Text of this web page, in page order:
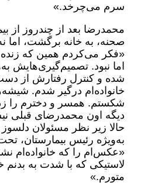
سرم می‌چرخد.»
محمدرضا بعد از چندروز از
صحنه، به خانه برگشت، اما
«فکر می‌کردم همین که
اما نبود. تصمیم‌گیری‌هایش
شده و کنترل رفتارش از دست
خانواده‌ام درگیر شدم.
شکستم. همسر و دخترم را
دیگه اون محمدرضای قبلی
حالا زیر نظر مسئولان دلسوز
به‌ویژه رئیس بیمارستان،
«عکس‌ام را که خانواده‌ام
لاستیکی که با شدت به بدنم
متورم.»